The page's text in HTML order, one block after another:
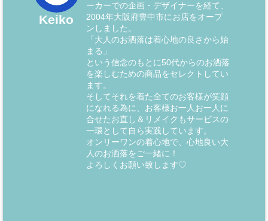
Keiko
ーカーでの企画・デザイナーを経て、
2004年大阪府豊中市にお店をオープ
ンしました。
「大人のお洒落は着心地の良さから始
まる」
という信念のもとに50代からのお洒落
を楽しむための商品をセレクトしてい
ます。
そしてそれを着た全てのお客様が笑顔
になれる為に、お客様お一人お一人に
合せたお直し＆リメイクもサービスの
一環として自ら実践しています。
オンリーワンの着心地で、心地良い大
人のお洒落をご一緒に！
よろしくお願い致します♡